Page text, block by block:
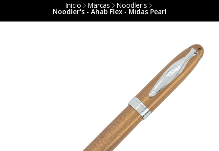
Inicio Marcas Noodler's
Noodler's - Ahab Flex - Midas Pearl